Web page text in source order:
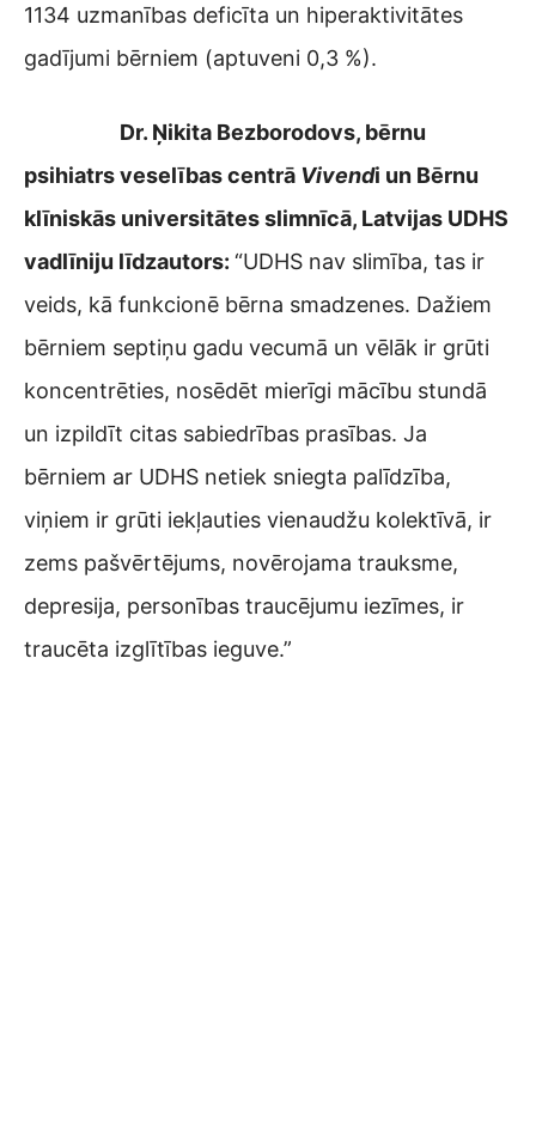
1134 uzmanības deficīta un hiperaktivitātes
gadījumi bērniem (aptuveni 0,3 %).
Dr. Ņikita Bezborodovs, bērnu
psihiatrs veselības centrā Vivendi un Bērnu
klīniskās universitātes slimnīcā, Latvijas UDHS
vadlīniju līdzautors: “UDHS nav slimība, tas ir
veids, kā funkcionē bērna smadzenes. Dažiem
bērniem septiņu gadu vecumā un vēlāk ir grūti
koncentrēties, nosēdēt mierīgi mācību stundā
un izpildīt citas sabiedrības prasības. Ja
bērniem ar UDHS netiek sniegta palīdzība,
viņiem ir grūti iekļauties vienaudžu kolektīvā, ir
zems pašvērtējums, novērojama trauksme,
depresija, personības traucējumu iezīmes, ir
traucēta izglītības ieguve.”